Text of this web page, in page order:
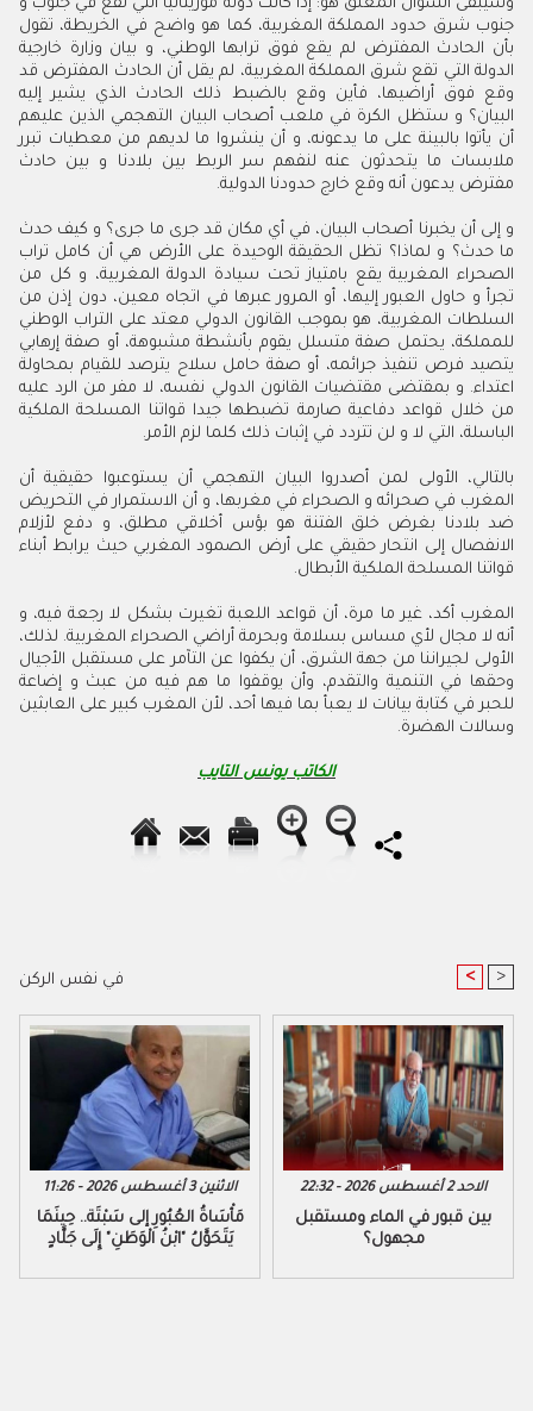
وسيبقى السؤال المعلق هو: إذا كانت دولة موريتانيا التي تقع في جنوب و
جنوب شرق حدود المملكة المغربية، كما هو واضح في الخريطة، تقول
بأن الحادث المفترض لم يقع فوق ترابها الوطني، و بيان وزارة خارجية
الدولة التي تقع شرق المملكة المغربية، لم يقل أن الحادث المفترض قد
وقع فوق أراضيها، فأين وقع بالضبط ذلك الحادث الذي يشير إليه
البيان؟ و ستظل الكرة في ملعب أصحاب البيان التهجمي الذين عليهم
أن يأتوا بالبينة على ما يدعونه، و أن ينشروا ما لديهم من معطيات تبرر
ملابسات ما يتحدثون عنه لنفهم سر الربط بين بلادنا و بين حادث
مفترض يدعون أنه وقع خارج حدودنا الدولية.
و إلى أن يخبرنا أصحاب البيان، في أي مكان قد جرى ما جرى؟ و كيف حدث
ما حدث؟ و لماذا؟ تظل الحقيقة الوحيدة على الأرض هي أن كامل تراب
الصحراء المغربية يقع بامتياز تحت سيادة الدولة المغربية، و كل من
تجرأ و حاول العبور إليها، أو المرور عبرها في اتجاه معين، دون إذن من
السلطات المغربية، هو بموجب القانون الدولي معتد على التراب الوطني
للمملكة، يحتمل صفة متسلل يقوم بأنشطة مشبوهة، أو صفة إرهابي
يتصيد فرص تنفيذ جرائمه، أو صفة حامل سلاح يترصد للقيام بمحاولة
اعتداء. و بمقتضى مقتضيات القانون الدولي نفسه، لا مفر من الرد عليه
من خلال قواعد دفاعية صارمة تضبطها جيدا قواتنا المسلحة الملكية
الباسلة، التي لا و لن تتردد في إثبات ذلك كلما لزم الأمر.
بالتالي، الأولى لمن أصدروا البيان التهجمي أن يستوعبوا حقيقية أن
المغرب في صحرائه و الصحراء في مغربها، و أن الاستمرار في التحريض
ضد بلادنا بغرض خلق الفتنة هو بؤس أخلاقي مطلق، و دفع لأزلام
الانفصال إلى انتحار حقيقي على أرض الصمود المغربي حيث يرابط أبناء
قواتنا المسلحة الملكية الأبطال.
المغرب أكد، غير ما مرة، أن قواعد اللعبة تغيرت بشكل لا رجعة فيه، و
أنه لا مجال لأي مساس بسلامة وبحرمة أراضي الصحراء المغربية. لذلك،
الأولى لجيراننا من جهة الشرق، أن يكفوا عن التآمر على مستقبل الأجيال
وحقها في التنمية والتقدم، وأن يوقفوا ما هم فيه من عبث و إضاعة
للحبر في كتابة بيانات لا يعبأ بما فيها أحد، لأن المغرب كبير على العابثين
وسالات الهضرة.
الكاتب يونس التايب
في نفس الركن < >
الاثنين 3 أغسطس 2026 - 11:26
مَأْسَاةُ العُبُورِ إلى سَبْتَة.. حِينَمَا
يَتَحَوَّلُ "ابْنُ الْوَطَنِ" إِلَى جَلَّادٍ
الاحد 2 أغسطس 2026 - 22:32
بين قبور في الماء ومستقبل
مجهول؟